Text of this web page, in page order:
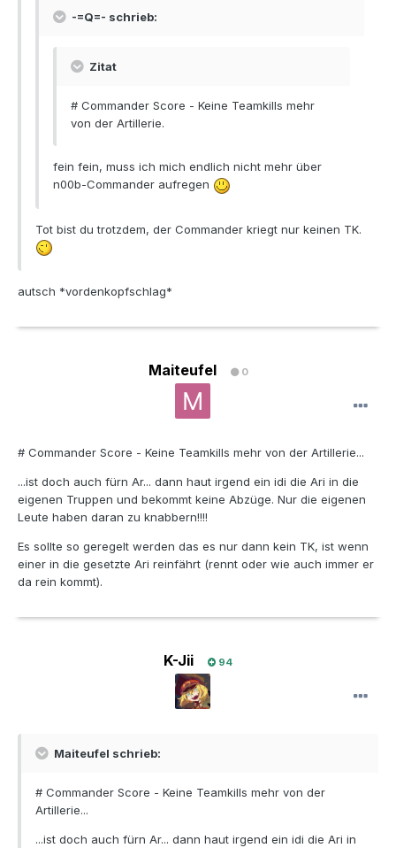
-=Q=- schrieb:
Zitat
# Commander Score - Keine Teamkills mehr
von der Artillerie.
fein fein, muss ich mich endlich nicht mehr über
n00b-Commander aufregen
Tot bist du trotzdem, der Commander kriegt nur keinen TK.
autsch *vordenkopfschlag*
Maiteufel 0
# Commander Score - Keine Teamkills mehr von der Artillerie...
...ist doch auch fürn Ar... dann haut irgend ein idi die Ari in die
eigenen Truppen und bekommt keine Abzüge. Nur die eigenen
Leute haben daran zu knabbern!!!!
Es sollte so geregelt werden das es nur dann kein TK, ist wenn
einer in die gesetzte Ari reinfährt (rennt oder wie auch immer er
da rein kommt).
K-Jii 94
Maiteufel schrieb:
# Commander Score - Keine Teamkills mehr von der
Artillerie...
...ist doch auch fürn Ar... dann haut irgend ein idi die Ari in